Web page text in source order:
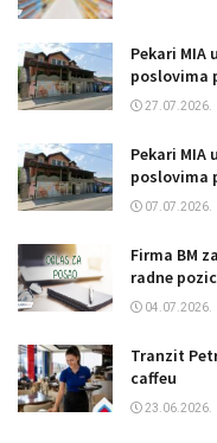
Pekari
poslovima
27.07.2026.
Pekari
poslovima
07.07.2026.
Firma BM
radne
04.07.2026.
Tranzit
caffeu
23.06.2026.